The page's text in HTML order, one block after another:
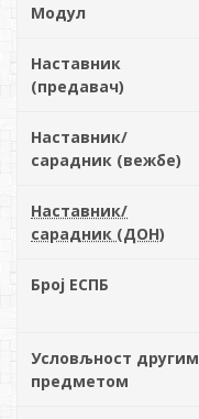
Модул
Наставник
(предавач)
Наставник/
сарадник (вежбе)
Наставник/
сарадник (ДОН)
Број ЕСПБ
Условљност другим
предметом